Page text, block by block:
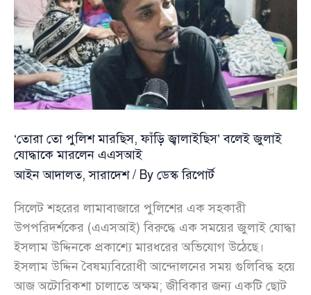
‘তোরা তো পুলিশ মারছিস, ফাঁড়ি জ্বালাইছিস’ বলেই জুলাই
যোদ্ধাকে মারলেন এএসআই
আইন আদালত,সারাদেশ/ By ডেস্ক রিপোর্ট
সিলেট শহরের লামাবাজারে পুলিশের এক সহকারী
উপপরিদর্শকের (এএসআই) বিরুদ্ধে এক সময়ের জুলাই যোদ্ধা
ইসলাম উদ্দিনকে প্রকাশ্যে মারধরের অভিযোগ উঠেছে।
ইসলাম উদ্দিন বৈষম্যবিরোধী আন্দোলনের সময় গুলিবিদ্ধ হয়ে
আজ অটোরিকশা চালাতে অক্ষম; জীবিকার জন্য একটি ছোট